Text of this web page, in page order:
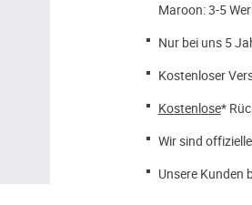
Maroon: 3-5
Nur bei uns 5
Kostenloser
Kostenlose*
Wir sind
Unsere Kunden